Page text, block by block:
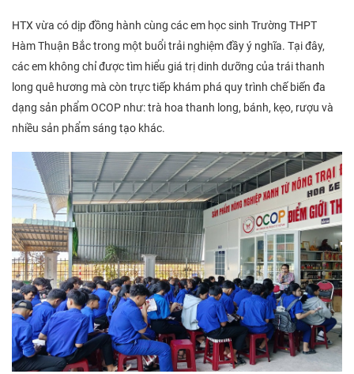
HTX vừa có dịp đồng hành cùng các em học sinh Trường THPT
Hàm Thuận Bắc trong một buổi trải nghiệm đầy ý nghĩa. Tại đây,
các em không chỉ được tìm hiểu giá trị dinh dưỡng của trái thanh
long quê hương mà còn trực tiếp khám phá quy trình chế biến đa
dạng sản phẩm OCOP như: trà hoa thanh long, bánh, kẹo, rượu và
nhiều sản phẩm sáng tạo khác.